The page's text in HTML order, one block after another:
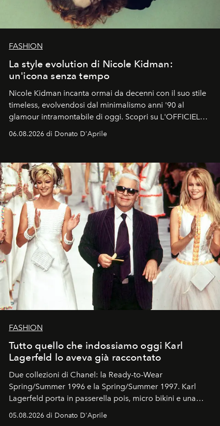
FASHION
La style evolution di Nicole Kidman:
un'icona senza tempo
Nicole Kidman incanta ormai da decenni con il suo stile
timeless, evolvendosi dal minimalismo anni '90 al
glamour intramontabile di oggi. Scopri su L'OFFICIEL
Italia la sua style evolution.
06.08.2026 di Donato D'Aprile
FASHION
Tutto quello che indossiamo oggi Karl
Lagerfeld lo aveva già raccontato
Due collezioni di Chanel: la Ready-to-Wear
Spring/Summer 1996 e la Spring/Summer 1997. Karl
Lagerfeld porta in passerella pois, micro bikini e una
logomania pensata per la spiaggia
Kate, Claudia e Carla una dietro l'altra. Trent'anni dopo,
05.08.2026 di Donato D'Aprile